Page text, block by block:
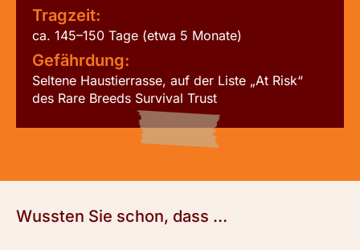
Tragzeit:
ca. 145–150 Tage (etwa 5 Monate)
Gefährdung:
Seltene Haustierrasse, auf der Liste „At Risk“
des Rare Breeds Survival Trust
Wussten Sie schon, dass …